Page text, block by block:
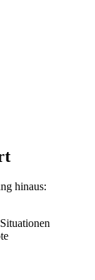
hinaus: